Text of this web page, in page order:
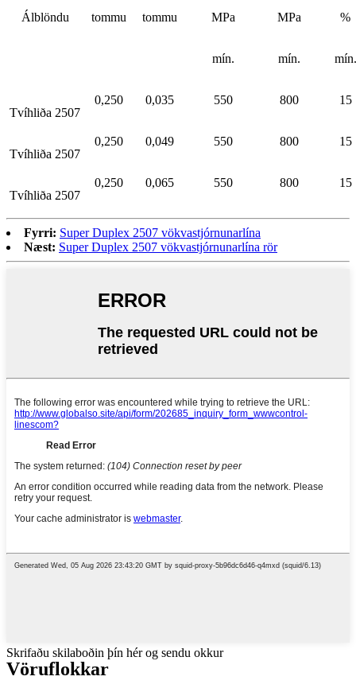
Álblöndu tommu tommu MPa MPa %
mín. mín. mín.
Tvíhliða 2507
0,250 0,035 550 800 15
Tvíhliða 2507
0,250 0,049 550 800 15
Tvíhliða 2507
0,250 0,065 550 800 15
Fyrri: Super Duplex 2507 vökvastjórnunarlína
Næst: Super Duplex 2507 vökvastjórnunarlína rör
Skrifaðu skilaboðin þín hér og sendu okkur
Vöruflokkar